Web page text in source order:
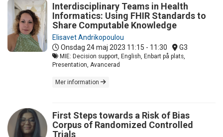
Interdisciplinary Teams in Health
Informatics: Using FHIR Standards to
Share Computable Knowledge
Elisavet Andrikopoulou
Onsdag 24 maj 2023 11:15 - 11:30 G3
MIE: Decision support, English, Enbart på plats,
Presentation, Avancerad
Mer information
First Steps towards a Risk of Bias
Corpus of Randomized Controlled
Trials